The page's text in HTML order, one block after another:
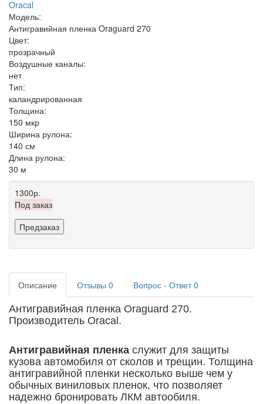
Oracal
Модель:
Антигравийная пленка Oraguard 270
Цвет:
прозрачный
Воздушные каналы:
нет
Тип:
каландрированная
Толщина:
150 мкр
Ширина рулона:
140 см
Длина рулона:
30 м
1300р.
Под заказ
Предзаказ
Описание Отзывы 0 Вопрос - Ответ0
Антигравийная пленка Oraguard 270.
Производитель Oracal.
Антигравийная пленка служит для защиты
кузова автомобиля от сколов и трещин. Толщина
антигравийной пленки несколько выше чем у
обычных виниловых пленок, что позволяет
надежно бронировать ЛКМ автообиля.